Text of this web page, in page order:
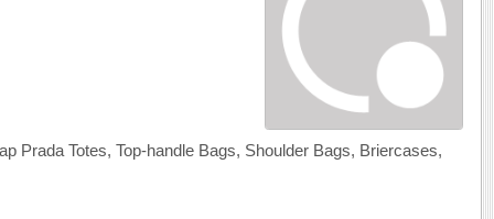
Prada Totes, Top-handle Bags, Shoulder Bags, Briercases,